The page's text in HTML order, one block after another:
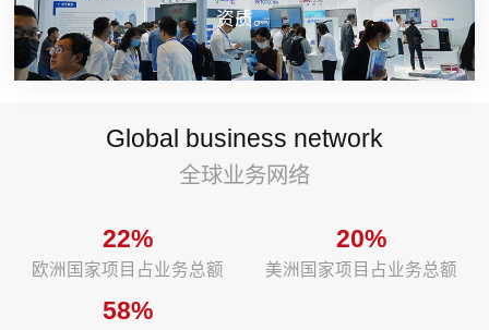
资质。
Global business network
全球业务网络
22%
欧洲国家项目占业务总额
20%
美洲国家项目占业务总额
58%